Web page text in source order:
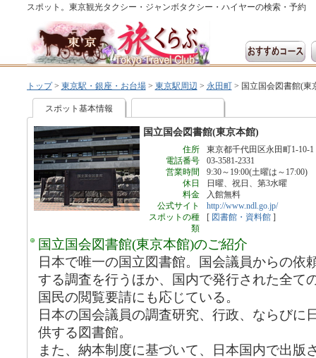
スポット。東京観光タクシー・ジャンボタクシー・ハイヤーの検索・予約
トップ> 東京駅・銀座・お台場> 東京駅周辺 > 永田町> 国立国会図書館(東
スポット基本情報
国立国会図書館(東京本館)
住所
東京都千代田区永田町1-10-1
電話番号
03-3581-2331
営業時間
9:30～19:00(土曜は～17:00)
休日
日曜、祝日、第3水曜
料金
入館無料
公式サイト
http://www.ndl.go.jp/
スポットの種
類
[ 図書館・資料館]
国立国会図書館(東京本館)のご紹介
日本で唯一の国立図書館。国会議員からの依
する調査を行うほか、国内で発行された全て
国民の閲覧要請にも応じている。
日本の国会議員の調査研究、行政、ならびに
供する図書館。
また、納本制度に基づいて、日本国内で出版